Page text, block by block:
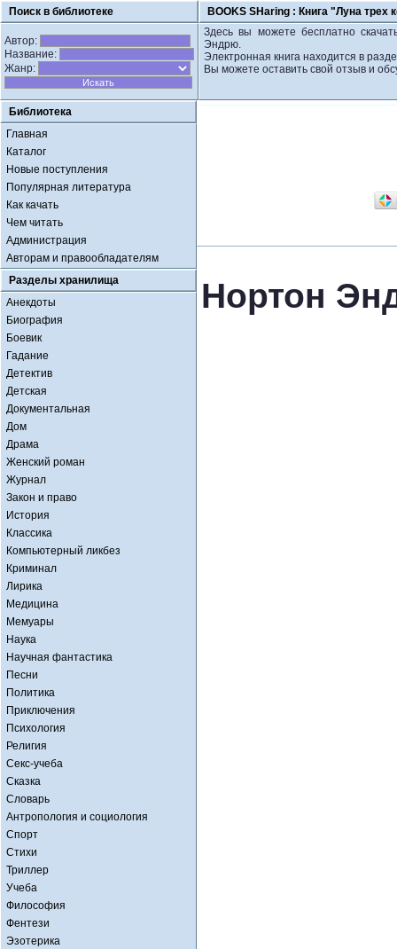
Поиск в библиотеке BOOKS SHaring : Книга "Луна трех
Автор:
Название:
Жанр:
Здесь вы можете бесплатно
Эндрю.
Электронная книга находится в
Вы можете оставить свой отзыв и
Библиотека
Главная
Каталог
Новые поступления
Популярная литература
Как качать
Чем читать
Администрация
Авторам и правообладателям
Разделы хранилища
Анекдоты
Биография
Боевик
Гадание
Детектив
Детская
Документальная
Дом
Драма
Женский роман
Журнал
Закон и право
История
Классика
Компьютерный ликбез
Криминал
Лирика
Медицина
Мемуары
Наука
Научная фантастика
Песни
Политика
Приключения
Психология
Религия
Секс-учеба
Сказка
Словарь
Антропология и социология
Спорт
Стихи
Триллер
Учеба
Философия
Фентези
Эзотерика
Нортон